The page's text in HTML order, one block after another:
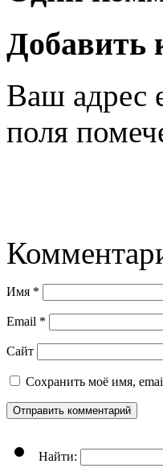
Добавить
Ваш адрес
поля
Имя *
Email *
Сайт
Сохранить моё имя,
Найти: